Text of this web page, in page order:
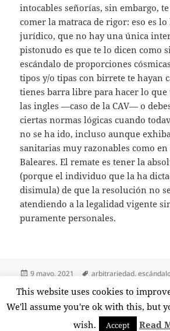
intocables señorías, sin embargo,
comer la matraca de rigor: eso es
jurídico, que no hay una única
pistonudo es que te lo dicen como
escándalo de proporciones
tipos y/o tipas con birrete te hayan
tienes barra libre para hacer lo que
las ingles —caso de la CAV— o
ciertas normas lógicas cuando
no se ha ido, incluso aunque
sanitarias muy razonables como en
Baleares. El remate es tener la
(porque el individuo que la ha
disimula) de que la resolución no
atendiendo a la legalidad vigente
puramente personales.
Publicado
9 mayo, 2021 Etiquetas
arbitrariedad,
parcialidad,personalismo 7 comentarios
Funciona gracias a WordPress
This website uses cookies to
We'll assume you're ok with this, but
wish.
Accept Read